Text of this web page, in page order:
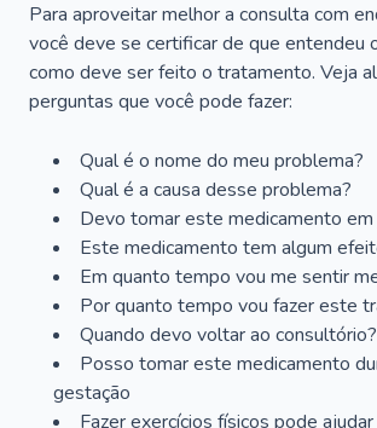
Para aproveitar melhor a consulta com
você deve se certificar de que entendeu
como deve ser feito o tratamento. Veja
perguntas que você pode fazer:
Qual é o nome do meu problema?
Qual é a causa desse problema?
Devo tomar este medicamento em
Este medicamento tem algum
Em quanto tempo vou me sentir
Por quanto tempo vou fazer este
Quando devo voltar ao consultório?
Posso tomar este medicamento
gestação
Fazer exercícios físicos pode ajudar